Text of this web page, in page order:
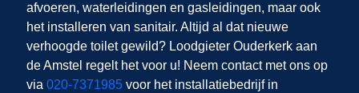
afvoeren, waterleidingen en gasleidingen, maar ook
het installeren van sanitair. Altijd al dat nieuwe
verhoogde toilet gewild? Loodgieter Ouderkerk aan
de Amstel regelt het voor u! Neem contact met ons op
via 020-7371985voor het installatiebedrijf in